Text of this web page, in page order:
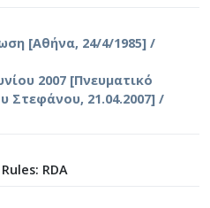
[Αθήνα, 24/4/1985] /
2007 [Πνευματικό
Στεφάνου, 21.04.2007] /
RDA